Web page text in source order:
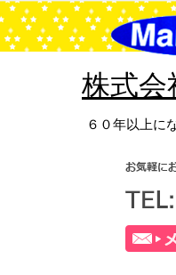
コ
ン
テ
株式会
６０年以上に